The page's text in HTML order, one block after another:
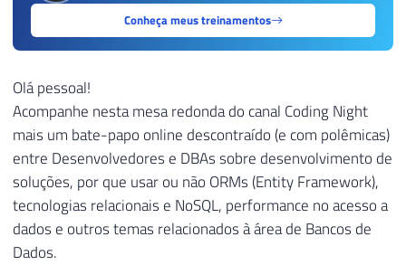
Conheça meus treinamentos
Olá pessoal!
Acompanhe nesta mesa redonda do canal Coding Night
mais um bate-papo online descontraído (e com polêmicas)
entre Desenvolvedores e DBAs sobre desenvolvimento de
soluções, por que usar ou não ORMs (Entity Framework),
tecnologias relacionais e NoSQL, performance no acesso a
dados e outros temas relacionados à área de Bancos de
Dados.